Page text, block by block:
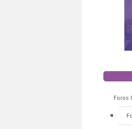
Foros